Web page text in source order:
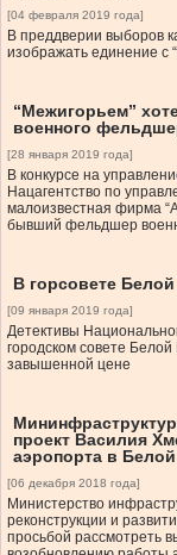
[04 февраля 2019 года]
В преддверии выборов
изображать единение с
“Межигорьем”
военного
[28 января 2019 года]
В конкурсе на
Нацагентство по
малоизвестная фирма
бывший фельдшер
В горсовете
[09 января 2019 года]
Детективы
городском совете
завышенной цене
проект Василия
аэропорта в
[06 декабря 2018 года]
Министерство
реконструкции и
просьбой рассмотреть